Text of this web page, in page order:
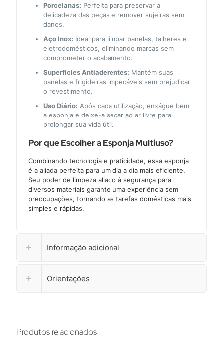
Porcelanas: Perfeita para preservar a
delicadeza das peças e remover sujeiras sem
danos.
Aço Inox: Ideal para limpar panelas, talheres e
eletrodomésticos, eliminando marcas sem
comprometer o acabamento.
Superfícies Antiaderentes: Mantém suas
panelas e frigideiras impecáveis sem prejudicar
o revestimento.
Uso Diário: Após cada utilização, enxágue bem
a esponja e deixe-a secar ao ar livre para
prolongar sua vida útil.
Por que Escolher a Esponja Multiuso?
Combinando tecnologia e praticidade, essa esponja
é a aliada perfeita para um dia a dia mais eficiente.
Seu poder de limpeza aliado à segurança para
diversos materiais garante uma experiência sem
preocupações, tornando as tarefas domésticas mais
simples e rápidas.
Informação adicional
Orientações
Produtos relacionados